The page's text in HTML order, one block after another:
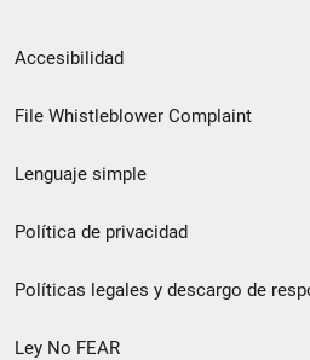
Menú
de
de
pie
de
página
Accesibilidad
File Whistleblower Complaint
Lenguaje simple
Política de privacidad
Políticas legales y descargo de
Ley No FEAR